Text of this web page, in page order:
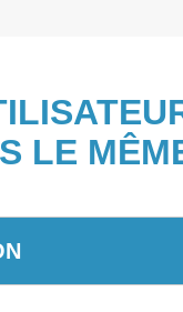
LE